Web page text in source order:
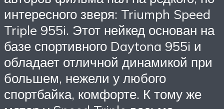
интересного зверя: Triumph Speed
Triple 955i. Этот нейкед основан на
базе спортивного Daytona 955i и
обладает отличной динамикой при
большем, нежели у любого
спортбайка, комфорте. К тому же